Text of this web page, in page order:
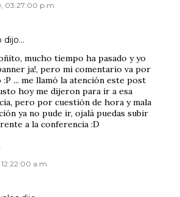
03:27:00 p.m.
dijo…
mucho tiempo ha pasado y yo
ja!, pero mi comentario va por
... me llamó la atención este post
hoy me dijeron para ir a esa
pero por cuestión de hora y mala
ya no pude ir, ojalá puedas subir
a la conferencia :D
12:22:00 a.m.